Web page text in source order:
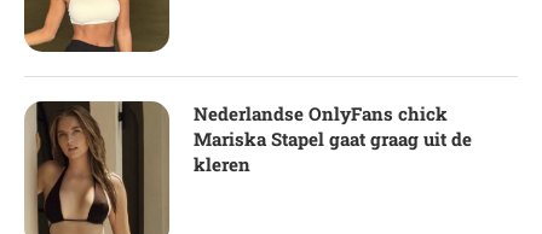
Nederlandse OnlyFans chick
Mariska Stapel gaat graag uit de
kleren